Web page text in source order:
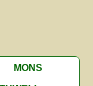
MONS